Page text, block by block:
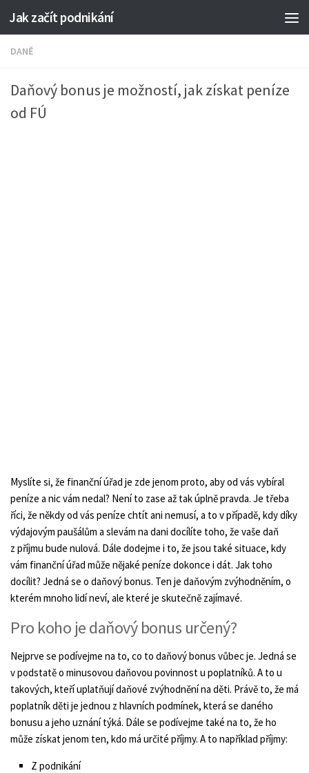
Jak začít podnikání
DANĚ
Daňový bonus je možností, jak získat peníze
od FÚ
Myslíte si, že finanční úřad je zde jenom proto, aby od vás vybíral
peníze a nic vám nedal? Není to zase až tak úplně pravda. Je třeba
říci, že někdy od vás peníze chtít ani nemusí, a to v případě, kdy díky
výdajovým paušálům a slevám na dani docílíte toho, že vaše daň
z příjmu bude nulová. Dále dodejme i to, že jsou také situace, kdy
vám finanční úřad může nějaké peníze dokonce i dát. Jak toho
docílit? Jedná se o daňový bonus. Ten je daňovým zvýhodněním, o
kterém mnoho lidí neví, ale které je skutečně zajímavé.
Pro koho je daňový bonus určený?
Nejprve se podívejme na to, co to daňový bonus vůbec je. Jedná se
v podstatě o minusovou daňovou povinnost u poplatníků. A to u
takových, kteří uplatňují daňové zvýhodnění na děti. Právě to, že má
poplatník děti je jednou z hlavních podmínek, která se daného
bonusu a jeho uznání týká. Dále se podívejme také na to, že ho
může získat jenom ten, kdo má určité příjmy. A to například příjmy:
Z podnikání